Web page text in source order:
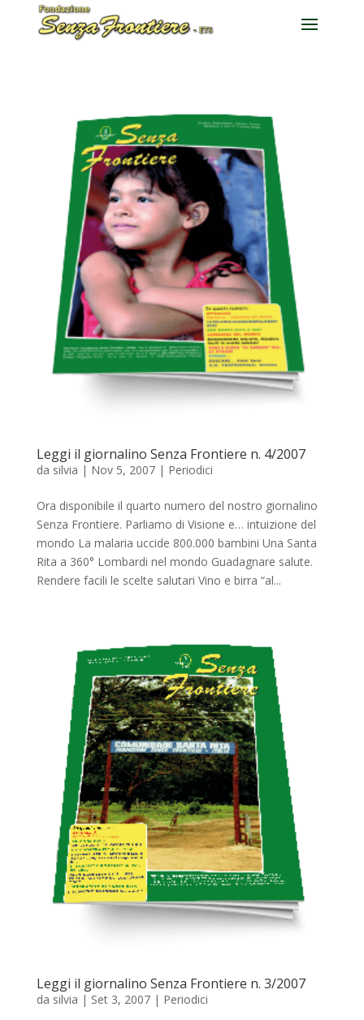
Leggi il giornalino Senza Frontiere n. 4/2007
da silvia | Nov 5, 2007| Periodici
Ora disponibile il quarto numero del nostro giornalino
Senza Frontiere. Parliamo di Visione e… intuizione del
mondo La malaria uccide 800.000 bambini Una Santa
Rita a 360° Lombardi nel mondo Guadagnare salute.
Rendere facili le scelte salutari Vino e birra “al...
Leggi il giornalino Senza Frontiere n. 3/2007
da silvia | Set 3, 2007| Periodici